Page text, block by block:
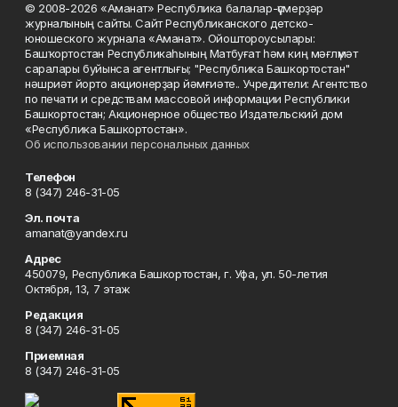
© 2008-2026 «Аманат» Республика балалар-үҫмерҙәр
журналының сайты. Сайт Республиканского детско-
юношеского журнала «Аманат». Ойоштороусылары:
Башҡортостан Республикаһының Матбуғат һәм киң мәғлүмәт
саралары буйынса агентлығы; "Республика Башкортостан"
нәшриәт йорто акционерҙар йәмғиәте.. Учредители: Агентство
по печати и средствам массовой информации Республики
Башкортостан; Акционерное общество Издательский дом
«Республика Башкортостан».
Об использовании персональных данных
Телефон
8 (347) 246-31-05
Эл. почта
amanat@yandex.ru
Адрес
450079, Республика Башкортостан, г. Уфа, ул. 50-летия
Октября, 13, 7 этаж
Редакция
8 (347) 246-31-05
Приемная
8 (347) 246-31-05